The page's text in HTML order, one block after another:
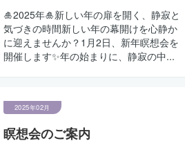
🎍2025年🎍新しい年の扉を開く、静寂と
気づきの時間新しい年の幕開けを心静か
に迎えませんか？1月2日、新年瞑想会を
開催します✨️年の始まりに、静寂の中...
2025年02月
瞑想会のご案内